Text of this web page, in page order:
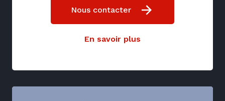
Nous contacter
En savoir plus